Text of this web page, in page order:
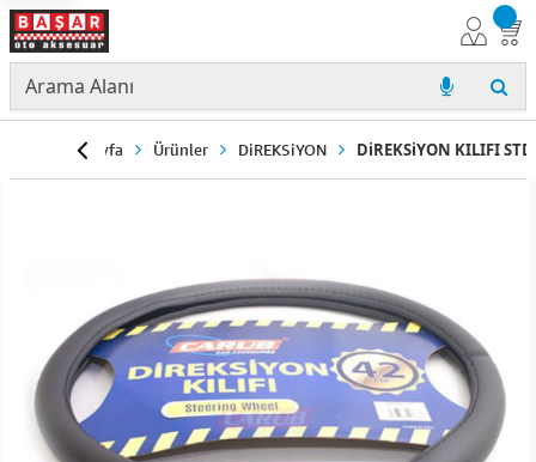
Anasayfa Ürünler DiREKSiYON DiREKSiYON KILIFI